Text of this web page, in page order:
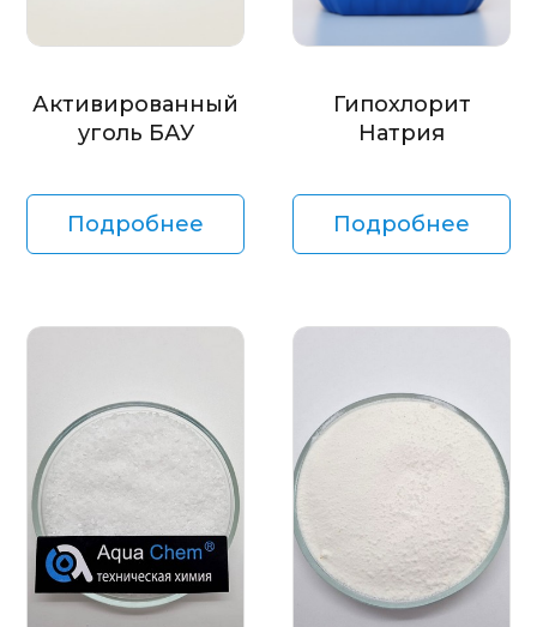
Активированный
уголь БАУ
Подробнее
Гипохлорит
Натрия
Подробнее